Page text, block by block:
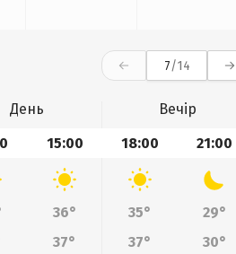
7/14
День
Вечір
15:00 18:00 21:00
36° 35°
29°
37° 37° 30°